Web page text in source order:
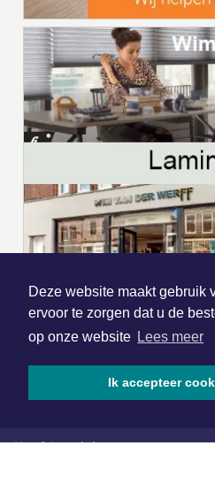
Deze website maakt gebruik
ervoor te zorgen dat u de
op onze website Lees meer
Ik accepteer
| Nieuws | Sport |
Hoofdvestiging: